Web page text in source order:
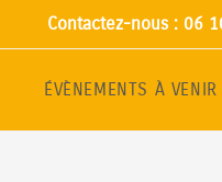
Contactez-nous : 06
ÉVÈNEMENTS À VENIR